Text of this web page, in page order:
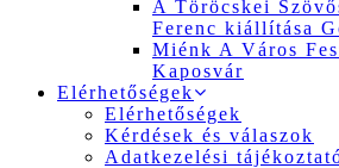
A Töröcskei
Ferenc kiállítása
Miénk A Város
Kaposvár
Elérhetőségek
Elérhetőségek
Kérdések és válaszok
Adatkezelési